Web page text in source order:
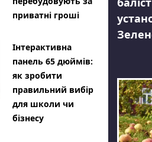
приватні гроші
Інтерактивна
панель 65 дюймів:
як зробити
правильний вибір
для школи чи
бізнесу